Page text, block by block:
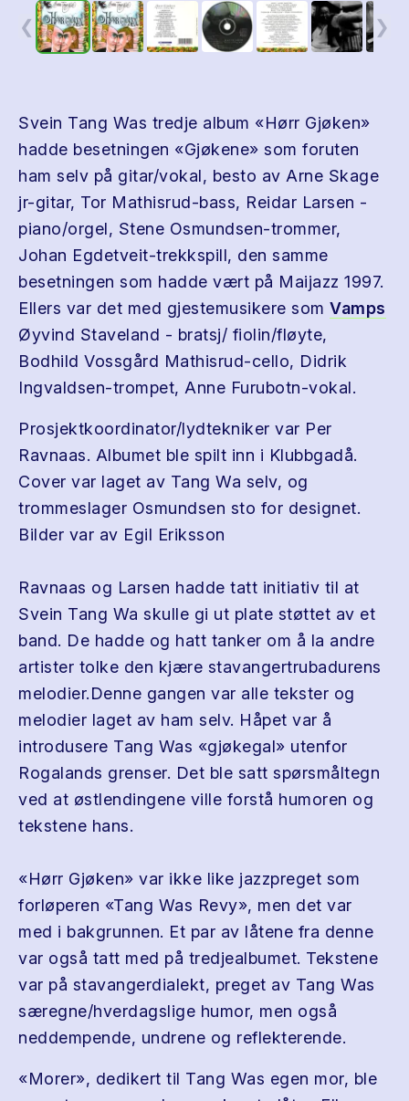
❮ ❯
Svein Tang Was tredje album «Hørr Gjøken»
hadde besetningen «Gjøkene» som foruten
ham selv på gitar/vokal, besto av Arne Skage
jr-gitar, Tor Mathisrud-bass, Reidar Larsen -
piano/orgel, Stene Osmundsen-trommer,
Johan Egdetveit-trekkspill, den samme
besetningen som hadde vært på Maijazz 1997.
Ellers var det med gjestemusikere som Vamps
Øyvind Staveland - bratsj/ fiolin/fløyte,
Bodhild Vossgård Mathisrud-cello, Didrik
Ingvaldsen-trompet, Anne Furubotn-vokal.
Prosjektkoordinator/lydtekniker var Per
Ravnaas. Albumet ble spilt inn i Klubbgadå.
Cover var laget av Tang Wa selv, og
trommeslager Osmundsen sto for designet.
Bilder var av Egil Eriksson
Ravnaas og Larsen hadde tatt initiativ til at
Svein Tang Wa skulle gi ut plate støttet av et
band. De hadde og hatt tanker om å la andre
artister tolke den kjære stavangertrubadurens
melodier.Denne gangen var alle tekster og
melodier laget av ham selv. Håpet var å
introdusere Tang Was «gjøkegal» utenfor
Rogalands grenser. Det ble satt spørsmåltegn
ved at østlendingene ville forstå humoren og
tekstene hans.
«Hørr Gjøken» var ikke like jazzpreget som
forløperen «Tang Was Revy», men det var
med i bakgrunnen. Et par av låtene fra denne
var også tatt med på tredjealbumet. Tekstene
var på stavangerdialekt, preget av Tang Was
særegne/hverdagslige humor, men også
neddempende, undrene og reflekterende.
«Morer», dedikert til Tang Was egen mor, ble